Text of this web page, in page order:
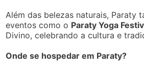
Além das belezas naturais, Paraty
eventos como o Paraty Yoga
Divino, celebrando a cultura e
Onde se hospedar em Paraty?